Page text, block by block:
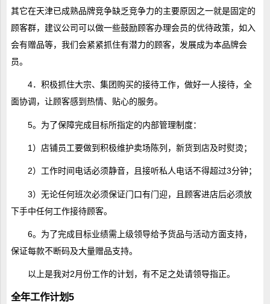
其它在天津已成熟品牌竞争缺乏竞争力的主要原因之一就是固定的
顾客群，建议公司可以做一些鼓励顾客办理会员的优待政策，如入
会有赠品等，我们会紧紧抓住有潜力的顾客，发展成为本品牌会
员。
4．积极抓住大宗、集团购买的接待工作，做好一人接待，全
面协调，让顾客感到热情、贴心的服务。
5。为了保障完成目标所指定的内部管理制度：
1）店铺员工要做到积极维护卖场陈列，新货到店及时熨烫；
2）工作时间电话必须静音，且接听私人电话不得超过3分钟；
3）无论任何班次必须保证门口有门迎，且顾客进店后必须放
下手中任何工作接待顾客。
6。为了完成目标业绩需上级领导给予货品与活动方面支持，
保证每款不断码及大量赠品支持。
以上是我对2月份工作的计划，有不足之处请领导指正。
全年工作计划5